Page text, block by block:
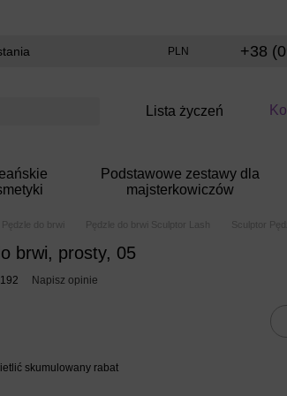
PLN +38
Lista życzeń
Podstawowe zestawy dla
majsterkowiczów
Pędzle do brwi Pędzle do brwi Sculptor Lash Sculptor
brwi, prosty, 05
Napisz opinie
skumulowany rabat